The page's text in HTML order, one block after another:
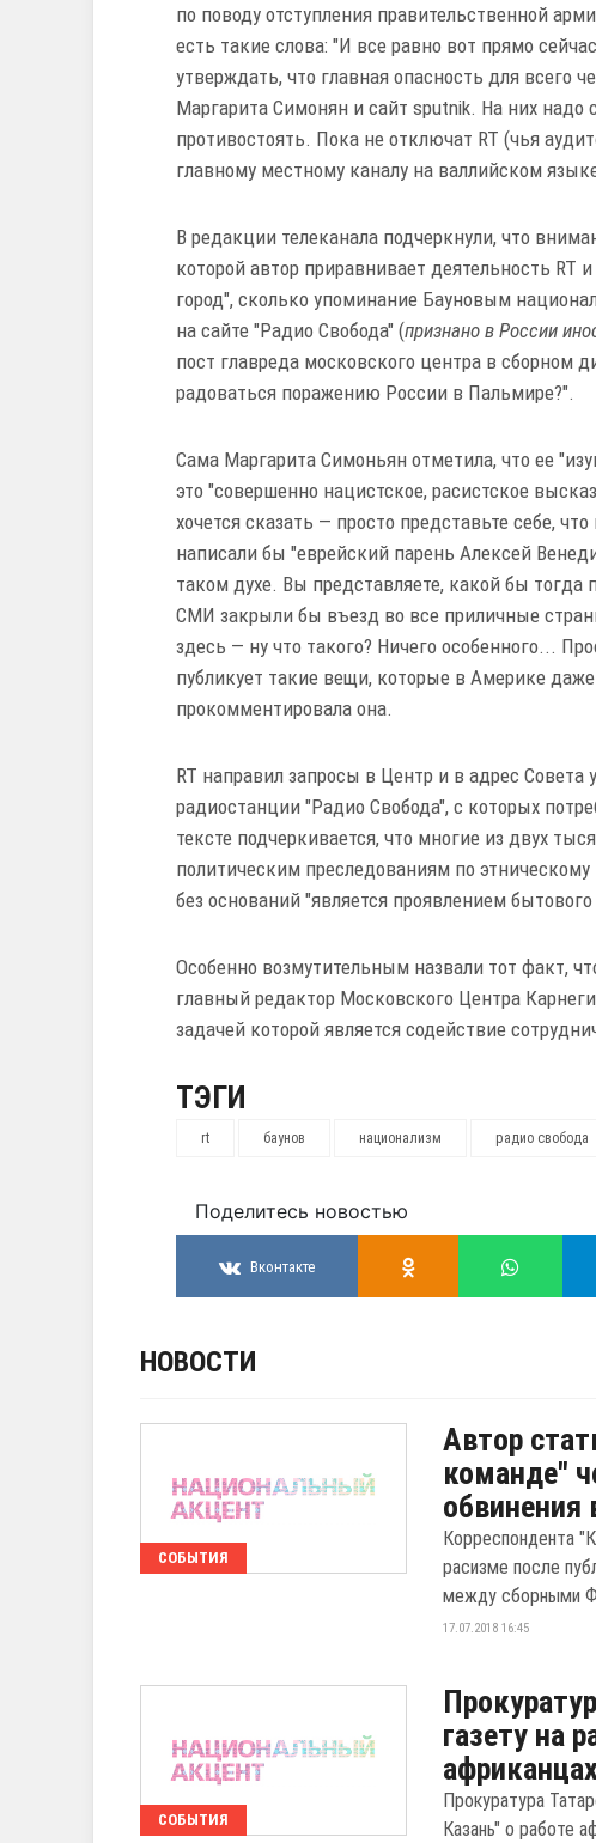
по поводу отступления правительственной
есть такие слова: "И все равно вот прямо
утверждать, что главная опасность для всего
Маргарита Симонян и сайт sputnik. На них надо
противостоять. Пока не отключат RT (чья
главному местному каналу на валлийском
В редакции телеканала подчеркнули, что
которой автор приравнивает деятельность RT
город", сколько упоминание Бауновым
на сайте "Радио Свобода" (признано в России
пост главреда московского центра в сборном
радоваться поражению России в Пальмире?".
Сама Маргарита Симоньян отметила, что ее
это "совершенно нацистское, расистское
хочется сказать — просто представьте себе,
написали бы "еврейский парень Алексей
таком духе. Вы представляете, какой бы тогда
СМИ закрыли бы въезд во все приличные
здесь — ну что такого? Ничего особенного...
публикует такие вещи, которые в Америке
прокомментировала она.
RT направил запросы в Центр и в адрес
радиостанции "Радио Свобода", с которых
тексте подчеркивается, что многие из двух
политическим преследованиям по
без оснований "является проявлением
Особенно возмутительным назвали тот факт,
главный редактор Московского Центра
задачей которой является содействие
ТЭГИ
rt баунов национализм радио свобода
Поделитесь новостью
Вконтакте
НОВОСТИ
СОБЫТИЯ
Автор
команде"
обвинения
Корреспондента
расизме после
между сборными
17.07.2018 16:45
СОБЫТИЯ
газету на
Прокуратура
Казань" о работе